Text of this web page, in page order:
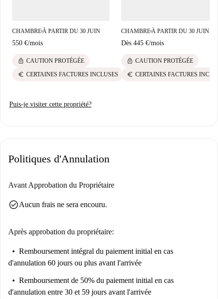
CHAMBRE■À PARTIR DU 30 JUIN
550 €/mois
lock CAUTION PROTÉGÉE
euro CERTAINES FACTURES INCLUSES
CHAMBRE■À PARTIR DU 30 JUIN
Dès 445 €/mois
lock CAUTION PROTÉGÉE
euro CERTAINES FACTURES
Puis-je visiter cette propriété?
Politiques d'Annulation
Avant Approbation du Propriétaire
check_circleAucun frais ne sera encouru.
Après approbation du propriétaire:
Remboursement intégral du paiement initial en cas
d'annulation 60 jours ou plus avant l'arrivée
Remboursement de 50% du paiement initial en cas
d'annulation entre 30 et 59 jours avant l'arrivée